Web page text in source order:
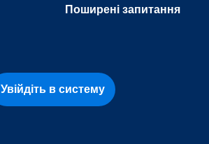
Поширені запитання
Увійдіть в систему